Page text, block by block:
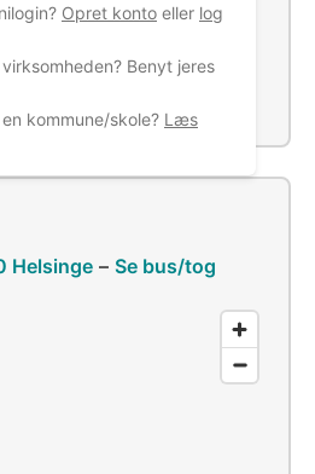
Opret konto eller log
Benyt jeres
kommune/skole? Læs
Helsinge – Se bus/tog